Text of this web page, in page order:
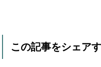
この記事をシェア